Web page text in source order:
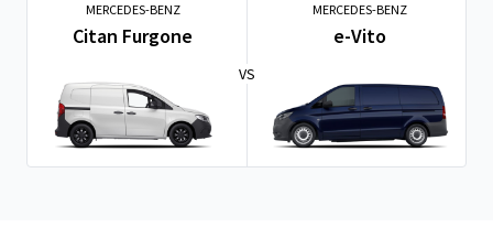
MERCEDES-BENZ
Citan Furgone
VS
MERCEDES-BENZ
e-Vito